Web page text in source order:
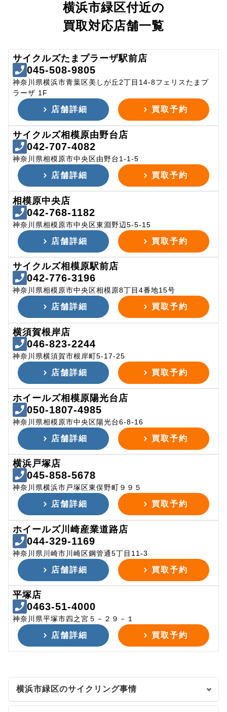
横浜市緑区付近の
買取対応店舗一覧
サイクルズたまプラーザ駅前店
045-508-9805
神奈川県横浜市青葉区美しが丘2丁目14-8フェリスたまプ
ラーザ 1F
店舗詳細 買取予約
サイクルズ相模原由野台店
042-707-4082
神奈川県相模原市中央区由野台1-1-5
店舗詳細 買取予約
相模原中央店
042-768-1182
神奈川県相模原市中央区東淵野辺5-5-15
店舗詳細 買取予約
サイクルズ相模原駅前店
042-776-3196
神奈川県相模原市中央区相模原8丁目4番地15号
店舗詳細 買取予約
横須賀根岸店
046-823-2244
神奈川県横須賀市根岸町5-17-25
店舗詳細 買取予約
ホイールズ相模原陽光台店
050-1807-4985
神奈川県相模原市中央区陽光台6-8-16
店舗詳細 買取予約
横浜戸塚店
045-858-5678
神奈川県横浜市戸塚区東俣野町９９５
店舗詳細 買取予約
ホイールズ川崎産業道路店
044-329-1169
神奈川県川崎市川崎区鋼管通5丁目11-3
店舗詳細 買取予約
平塚店
0463-51-4000
神奈川県平塚市四之宮５－２９－１
店舗詳細 買取予約
横浜市緑区のサイクリング事情